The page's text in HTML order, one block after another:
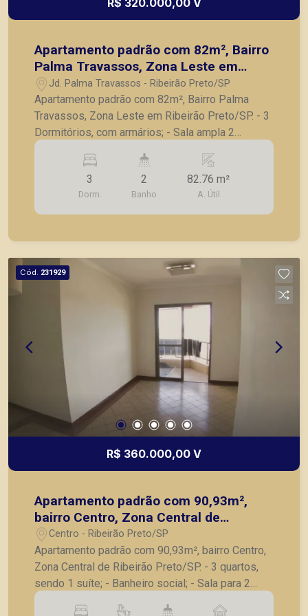
R$ 320.000,00 V
Apartamento padrão com 82m², Bairro
Palma Travassos, Zona Leste em
Ribeirão Preto/SP.
Jd. Palma Travassos - Ribeirão Preto/SP
Apartamento padrão com 82m², Bairro Palma
Travassos, Zona Leste em Ribeirão Preto/SP. - 3
Dormitórios, com armários; - Sala ampla 2
ambientes; - Sacada; - Banheiro social; - Cozinha
com armários; - Área de serviço; - 1 Vaga de
seus clientes com agilidade e segurança, em
locação, vendas de imóveis prontos, usados ou
3
Dorm.
2
Banho
82.76 m²
A. Útil
Cód. 231929
R$ 360.000,00 V
Apartamento padrão com 90,93m²,
bairro Centro, Zona Central de
Ribeirão Preto/SP.
Centro - Ribeirão Preto/SP
Apartamento padrão com 90,93m², bairro Centro,
Zona Central de Ribeirão Preto/SP. - 3 quartos,
sendo 1 suíte; - Banheiro social; - Sala para 2
ambientes; - Sacada; - Cozinha com armários; -